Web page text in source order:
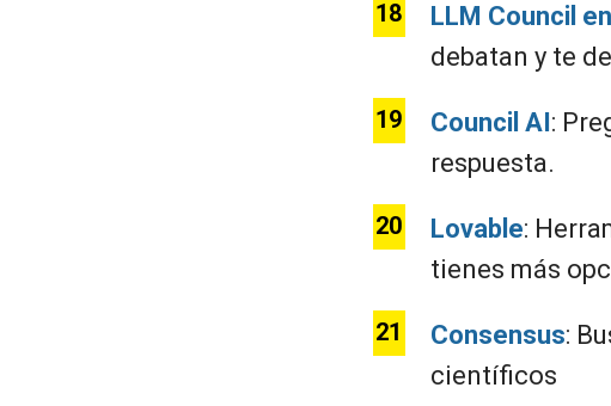
LLM Council
debatan y te
Council AI:
respuesta.
Lovable:
tienes más
Consensus:
científicos